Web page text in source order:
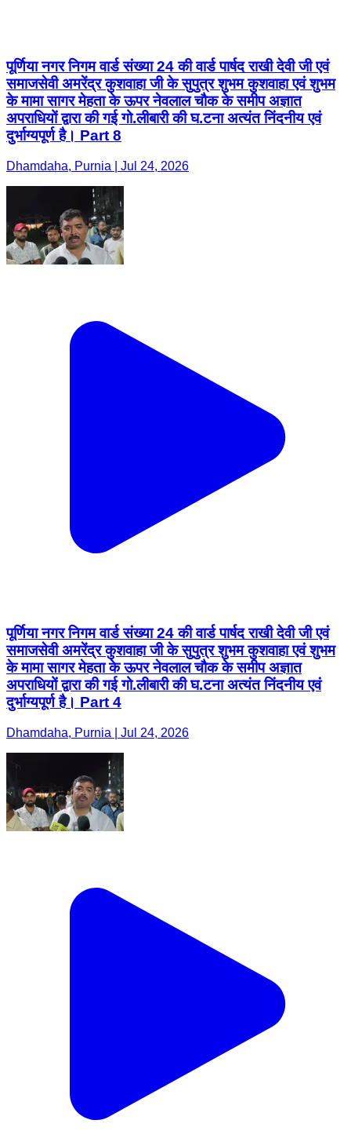
पूर्णिया नगर निगम वार्ड संख्या 24 की वार्ड पार्षद राखी देवी जी एवं
समाजसेवी अमरेंद्र कुशवाहा जी के सुपुत्र शुभम कुशवाहा एवं शुभम
के मामा सागर मेहता के ऊपर नेवलाल चौक के समीप अज्ञात
अपराधियों द्वारा की गई गो.लीबारी की घ.टना अत्यंत निंदनीय एवं
दुर्भाग्यपूर्ण है। Part 8
Dhamdaha, Purnia | Jul 24, 2026
पूर्णिया नगर निगम वार्ड संख्या 24 की वार्ड पार्षद राखी देवी जी एवं
समाजसेवी अमरेंद्र कुशवाहा जी के सुपुत्र शुभम कुशवाहा एवं शुभम
के मामा सागर मेहता के ऊपर नेवलाल चौक के समीप अज्ञात
अपराधियों द्वारा की गई गो.लीबारी की घ.टना अत्यंत निंदनीय एवं
दुर्भाग्यपूर्ण है। Part 4
Dhamdaha, Purnia | Jul 24, 2026